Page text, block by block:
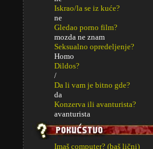
Iskrao/la se iz kuće?
ne
Gledao porno film?
mozda ne znam
Seksualno opredeljenje?
Homo
Dildos?
/
Da li vam je bitno gde?
da
Konzerva ili avanturista?
avanturista
Imaš computer? (baš lični)